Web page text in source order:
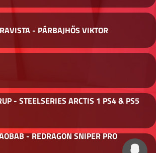
- PÁRBAJHŐS VIKTOR
- STEELSERIES ARCTIS 1 PS4 & PS5
- REDRAGON SNIPER PRO